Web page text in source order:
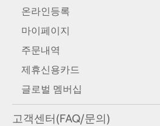
온라인등록
마이페이지
주문내역
제휴신용카드
글로벌 멤버십
고객센터(FAQ/문의)